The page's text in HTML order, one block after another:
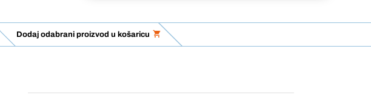
Dodaj odabrani proizvod u košaricu